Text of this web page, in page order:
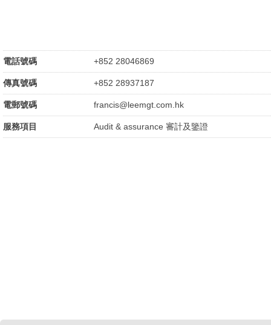
電話號碼 +852 28046869
傳真號碼 +852 28937187
電郵號碼 francis@leemgt.com.hk
服務項目 Audit & assurance 審計及鑒證